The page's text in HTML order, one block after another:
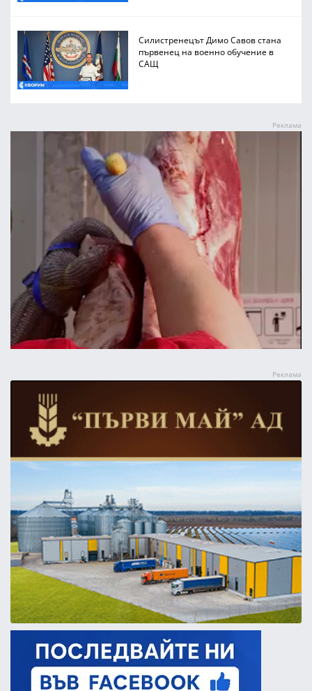
Силистренецът Димо Савов стана
първенец на военно обучение в
САЩ